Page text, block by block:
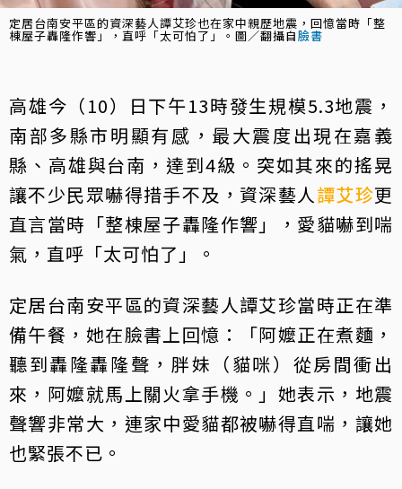
定居台南安平區的資深藝人譚艾珍也在家中親歷地震，回憶當時「整
棟屋子轟隆作響」，直呼「太可怕了」。圖／翻攝自臉書
高雄今（10）日下午13時發生規模5.3地震，
南部多縣市明顯有感，最大震度出現在嘉義
縣、高雄與台南，達到4級。突如其來的搖晃
讓不少民眾嚇得措手不及，資深藝人譚艾珍更
直言當時「整棟屋子轟隆作響」，愛貓嚇到喘
氣，直呼「太可怕了」。
定居台南安平區的資深藝人譚艾珍當時正在準
備午餐，她在臉書上回憶：「阿嬤正在煮麵，
聽到轟隆轟隆聲，胖妹（貓咪）從房間衝出
來，阿嬤就馬上關火拿手機。」她表示，地震
聲響非常大，連家中愛貓都被嚇得直喘，讓她
也緊張不已。